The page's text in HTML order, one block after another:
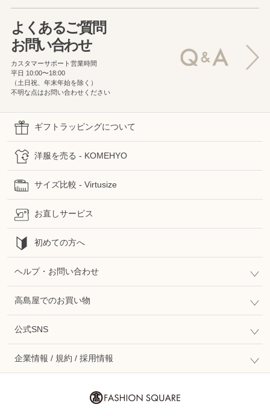
よくあるご質問
お問い合わせ
カスタマーサポート営業時間
平日 10:00〜18:00
（土日祝、年末年始を除く）
不明な点はお問い合わせください
ギフトラッピングについて
洋服を売る - KOMEHYO
サイズ比較 - Virtusize
お直しサービス
初めての方へ
ヘルプ・お問い合わせ
高島屋でのお買い物
公式SNS
企業情報 / 規約 / 採用情報